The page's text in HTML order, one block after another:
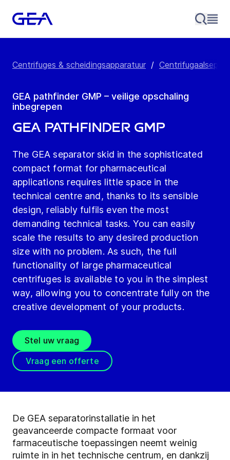
Centrifuges & scheidingsapparatuur /
GEA pathfinder GMP – veilige opschaling
inbegrepen
GEA pathfinder GMP
The GEA separator skid in the sophisticated
compact format for pharmaceutical
applications requires little space in the
technical centre and, thanks to its sensible
design, reliably fulfils even the most
demanding technical tasks. You can easily
scale the results to any desired production
size with no problem. As such, the full
functionality of large pharmaceutical
centrifuges is available to you in the simplest
way, allowing you to concentrate fully on the
creative development of your products.
Stel uw vraag
Vraag een offerte
De GEA separatorinstallatie in het
geavanceerde compacte formaat voor
farmaceutische toepassingen neemt weinig
ruimte in in het technische centrum, en dankzij